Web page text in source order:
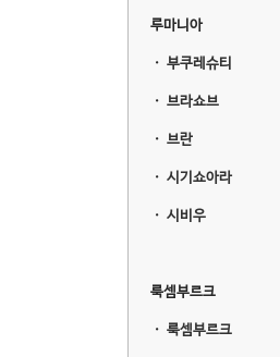
루마니아
ㆍ 부쿠레슈티
ㆍ 브라쇼브
ㆍ 브란
ㆍ 시기쇼아라
ㆍ 시비우
룩셈부르크
ㆍ 룩셈부르크